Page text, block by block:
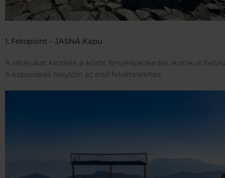
1. Fotopoint – JASNÁ Kapu
A sétájukat kezdjék a közös fényképezkedés ikonikus
A kapuideáli helyszín az első felvételekhez.